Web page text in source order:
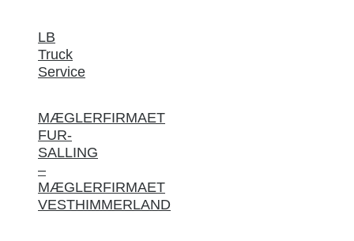
LB
Truck
Service
MÆGLERFIRMAET
FUR-
SALLING
–
MÆGLERFIRMAET
VESTHIMMERLAND